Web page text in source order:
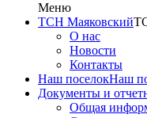
Меню
ТСН Маяковский
О нас
Новости
Контакты
Наш поселокНаш
Документы и
Общая